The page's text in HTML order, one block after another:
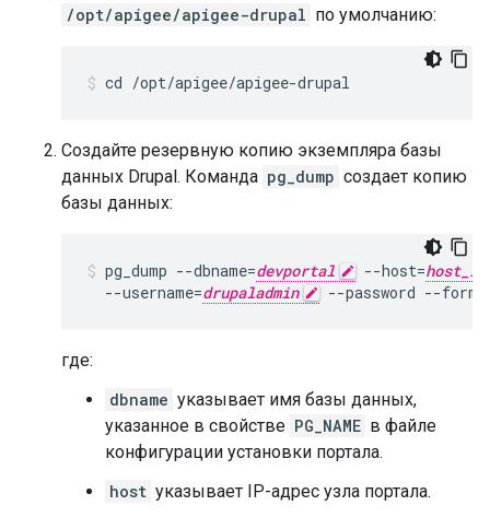
/opt/apigee/apigee-drupal по умолчанию:
cd /opt/apigee/apigee-drupal
Создайте резервную копию экземпляра базы
данных Drupal. Команда pg_dump создает копию
базы данных:
pg_dump --dbname=devportal --host=
  --username=
drupaladmin --password --
где:
dbname указывает имя базы данных,
указанное в свойстве PG_NAME в файле
конфигурации установки портала.
host указывает IP-адрес узла портала.